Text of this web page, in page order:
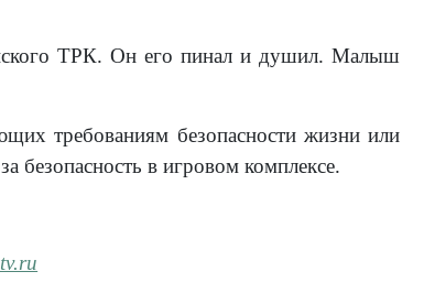
ТРК. Он его пинал и душил. Малыш
требованиям безопасности жизни или
безопасность в игровом комплексе.